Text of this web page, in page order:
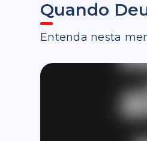
Quando
Entenda nesta